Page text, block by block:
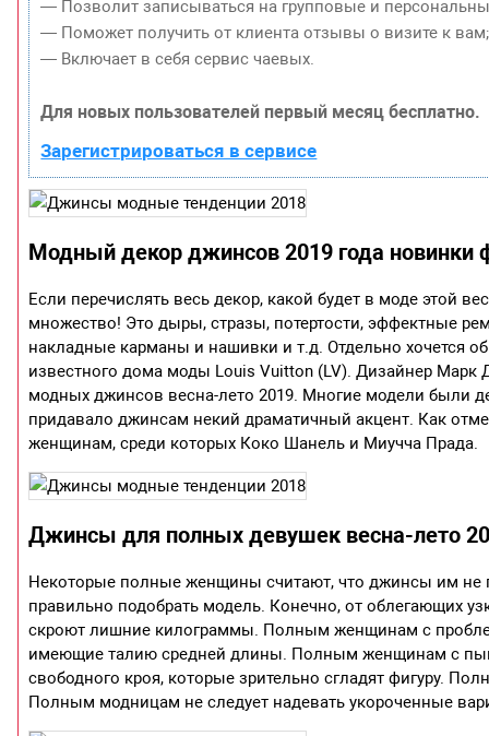
— Позволит записываться на групповые и
— Поможет получить от клиента отзывы о визите к вам;
— Включает в себя сервис чаевых.
Для новых пользователей первый месяц бесплатно.
Зарегистрироваться в сервисе
Модный декор джинсов 2019 года новинки
Если перечислять весь декор, какой будет в моде этой
множество! Это дыры, стразы, потертости, эффектные
накладные карманы и нашивки и т.д. Отдельно хочется
известного дома моды Louis Vuitton (LV). Дизайнер
модных джинсов весна-лето 2019. Многие модели были
придавало джинсам некий драматичный акцент. Как
женщинам, среди которых Коко Шанель и Миучча Прада.
Джинсы для полных девушек весна-лето
Некоторые полные женщины считают, что джинсы им не
правильно подобрать модель. Конечно, от облегающих
скроют лишние килограммы. Полным женщинам с
имеющие талию средней длины. Полным женщинам с
свободного кроя, которые зрительно сгладят фигуру.
Полным модницам не следует надевать укороченные